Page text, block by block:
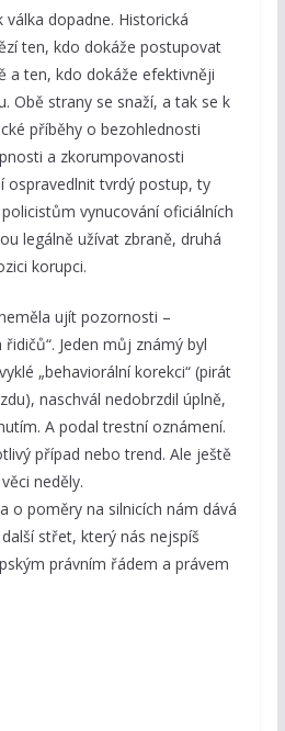
dopadne. Historická
ten, kdo dokáže postupovat
a ten, kdo dokáže efektivněji
Obě strany se snaží, a tak se k
příběhy o bezohlednosti
a zkorumpovanosti
ospravedlnit tvrdý postup, ty
vynucování oficiálních
legálně užívat zbraně, druhá
korupci.
ujít pozornosti –
Jeden můj známý byl
„behaviorální korekci“ (pirát
naschvál nedobrzdil úplně,
A podal trestní oznámení.
případ nebo trend. Ale ještě
neděly.
o poměry na silnicích nám dává
střet, který nás nejspíš
právním řádem a právem